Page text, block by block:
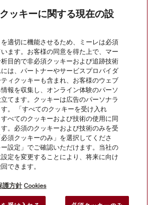
ッキーに関する現在の設
適切に機能させるため、ミーレは必須
ます。お客様の同意を得た上で、マー
目的で非必須クッキーおよび追跡技術
は、パートナーやサービスプロバイダ
ィクッキーも含まれ、お客様のウェブ
報を収集し、オンライン体験のパーソ
てます。クッキーは広告のパーソナラ
。 「すべてのクッキーを受け入れ
べてのクッキーおよび技術の使用に同
。必須のクッキーおよび技術のみを受
須クッキーのみ」を選択してくださ
設定」でご確認いただけます。当社の
定を変更することにより、将来に向け
できます。
護方針 Cookies